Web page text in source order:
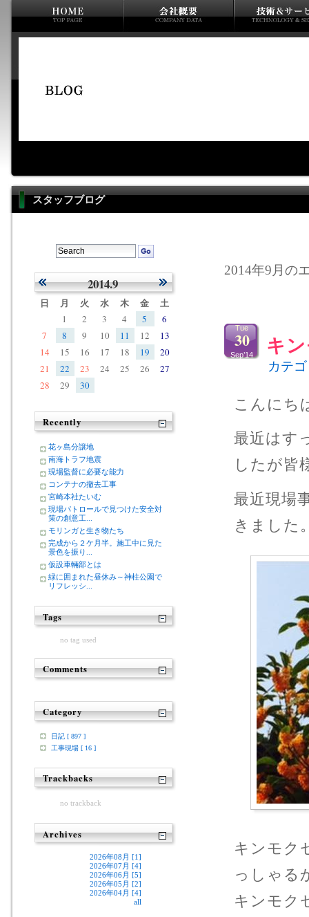
スタッフブログ
2014年9月の
キ
Tue
30
Sep’14
カテ
こんにち
最近はす
したが皆
最近現場
きました
キンモク
っしゃる
キンモク
2014.9
日 月 火 水 木 金 土
1 2 3 4 5
6
7
8 9 10 11 12
13
14
15 16 17 18 19
20
21
22 23 24 25 26
27
28
29 30
Recently
花ヶ島分譲地
南海トラフ地震
現場監督に必要な能力
コンテナの撤去工事
宮崎本社たいむ
現場パトロールで見つけた安全対
策の創意工...
モリンガと生き物たち
完成から２ケ月半。施工中に見た
景色を振り...
仮設車輛部とは
緑に囲まれた昼休み～神柱公園で
リフレッシ...
Tags
no tag used
Comments
Category
日記 [ 897 ]
工事現場 [ 16 ]
Trackbacks
no trackback
Archives
2026年08月 [1]
2026年07月 [4]
2026年06月 [5]
2026年05月 [2]
2026年04月 [4]
all